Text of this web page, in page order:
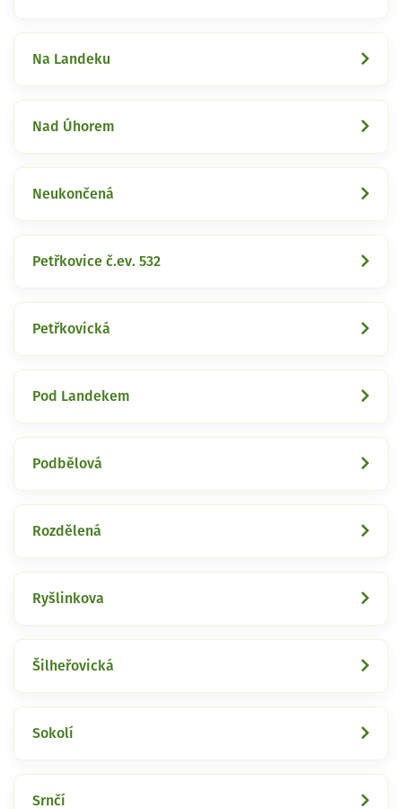
Na Landeku
Nad Úhorem
Neukončená
Petřkovice č.ev. 532
Petřkovická
Pod Landekem
Podbělová
Rozdělená
Ryšlinkova
Šilheřovická
Sokolí
Srnčí